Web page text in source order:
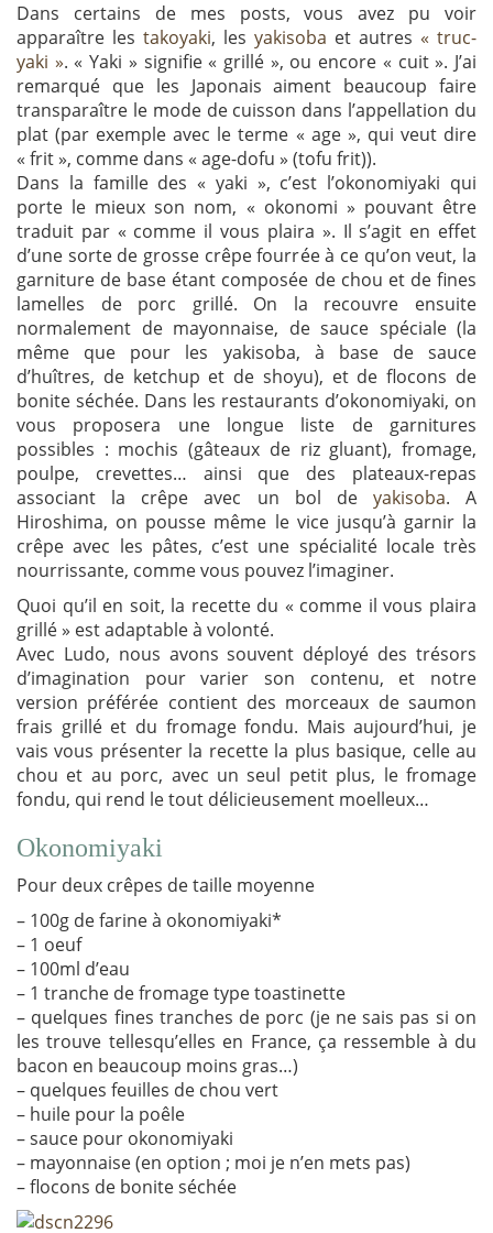
Dans certains de mes posts, vous avez pu voir
apparaître les takoyaki, les yakisoba et autres « truc-
yaki ». « Yaki » signifie « grillé », ou encore « cuit ». J’ai
remarqué que les Japonais aiment beaucoup faire
transparaître le mode de cuisson dans l’appellation du
plat (par exemple avec le terme « age », qui veut dire
« frit », comme dans « age-dofu » (tofu frit)).
Dans la famille des « yaki », c’est l’okonomiyaki qui
porte le mieux son nom, « okonomi » pouvant être
traduit par « comme il vous plaira ». Il s’agit en effet
d’une sorte de grosse crêpe fourrée à ce qu’on veut, la
garniture de base étant composée de chou et de fines
lamelles de porc grillé. On la recouvre ensuite
normalement de mayonnaise, de sauce spéciale (la
même que pour les yakisoba, à base de sauce
d’huîtres, de ketchup et de shoyu), et de flocons de
bonite séchée. Dans les restaurants d’okonomiyaki, on
vous proposera une longue liste de garnitures
possibles : mochis (gâteaux de riz gluant), fromage,
poulpe, crevettes… ainsi que des plateaux-repas
associant la crêpe avec un bol de yakisoba. A
Hiroshima, on pousse même le vice jusqu’à garnir la
crêpe avec les pâtes, c’est une spécialité locale très
nourrissante, comme vous pouvez l’imaginer.
Quoi qu’il en soit, la recette du « comme il vous plaira
grillé » est adaptable à volonté.
Avec Ludo, nous avons souvent déployé des trésors
d’imagination pour varier son contenu, et notre
version préférée contient des morceaux de saumon
frais grillé et du fromage fondu. Mais aujourd’hui, je
vais vous présenter la recette la plus basique, celle au
chou et au porc, avec un seul petit plus, le fromage
fondu, qui rend le tout délicieusement moelleux…
Okonomiyaki
Pour deux crêpes de taille moyenne
– 100g de farine à okonomiyaki*
– 1 oeuf
– 100ml d’eau
– 1 tranche de fromage type toastinette
– quelques fines tranches de porc (je ne sais pas si on
les trouve tellesqu’elles en France, ça ressemble à du
bacon en beaucoup moins gras…)
– quelques feuilles de chou vert
– huile pour la poêle
– sauce pour okonomiyaki
– mayonnaise (en option ; moi je n’en mets pas)
– flocons de bonite séchée